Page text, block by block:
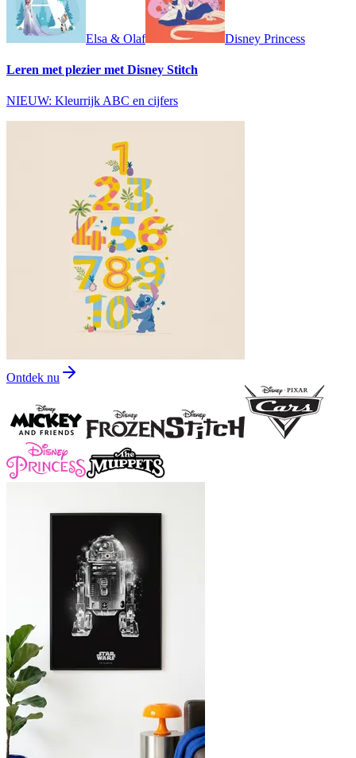
Elsa & Olaf Disney Princess
Leren met plezier met Disney Stitch
NIEUW: Kleurrijk ABC en cijfers
Ontdek nu